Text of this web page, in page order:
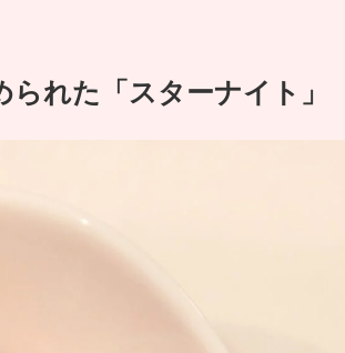
られた「スターナイト」